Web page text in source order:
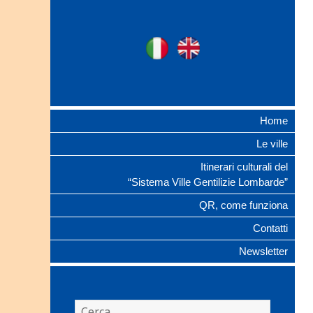
Ville Gentilizie
Ita
Home
Le ville
Itinerari culturali del
“Sistema Ville Gentilizie Lombarde”
QR, come funziona
Contatti
Newsletter
Ricerca